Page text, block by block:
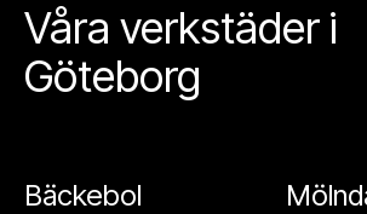
Våra verkstäder i
Göteborg
Bäckebol